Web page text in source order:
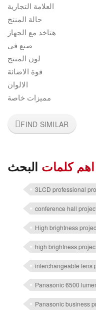
العلامة التجارية
حالة المنتج
هتاخد مع الجهاز
صنع فى
لون المنتج
قوة الاضائة
الالوان
مميزات خاصة
FIND SIMILAR
اهم كلمات البحث
3LCD professional
conference hall
High brightness
high brightness
interchangeable lens
Panasonic 6500
Panasonic business